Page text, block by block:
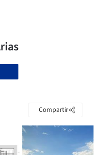
Compartir